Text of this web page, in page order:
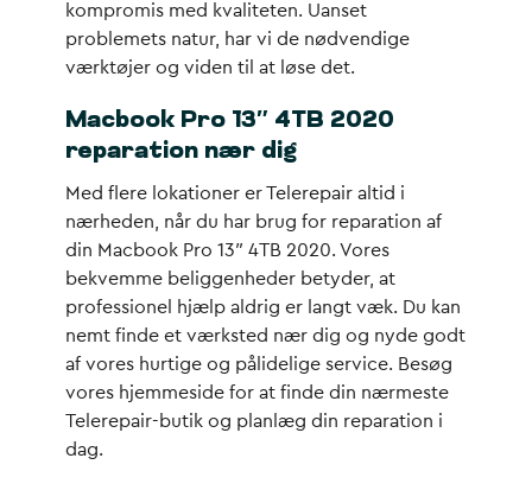
kompromis med kvaliteten. Uanset
problemets natur, har vi de nødvendige
værktøjer og viden til at løse det.
Macbook Pro 13″ 4TB 2020
reparation nær dig
Med flere lokationer er Telerepair altid i
nærheden, når du har brug for reparation af
din Macbook Pro 13″ 4TB 2020. Vores
bekvemme beliggenheder betyder, at
professionel hjælp aldrig er langt væk. Du kan
nemt finde et værksted nær dig og nyde godt
af vores hurtige og pålidelige service. Besøg
vores hjemmeside for at finde din nærmeste
Telerepair-butik og planlæg din reparation i
dag.